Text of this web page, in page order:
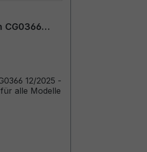
CG0366
2025 -
alle Modelle